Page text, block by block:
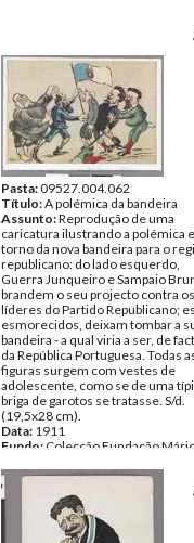
Data:Maio de 1910
Fundo: Colecção Fundação Mário
Soares/António Pedro Vicente
Tipo Documental:ARTE
Página(s):2
Pasta:09527.004.062
Título:A polémica da bandeira
Assunto:Reprodução de uma
caricatura ilustrando a polémica
torno da nova bandeira para o
republicano: do lado esquerdo,
Guerra Junqueiro e Sampaio
brandem o seu projecto contra os
líderes do Partido Republicano;
esmorecidos, deixam tombar a
bandeira - a qual viria a ser, de
da República Portuguesa. Todas
figuras surgem com vestes de
adolescente, como se de uma
briga de garotos se tratasse. S/d.
(19,5x28 cm).
Data: 1911
Fundo: Colecção Fundação
Tipo Documental:ARTE
Página(s):
1